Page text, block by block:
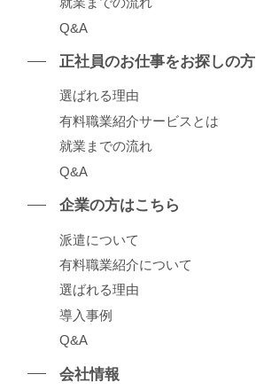
Q&A
正社員のお仕事をお探しの⽅
選ばれる理由
有料職業紹介サービスとは
就業までの流れ
Q&A
企業の⽅はこちら
派遣について
有料職業紹介について
選ばれる理由
導⼊事例
Q&A
会社情報